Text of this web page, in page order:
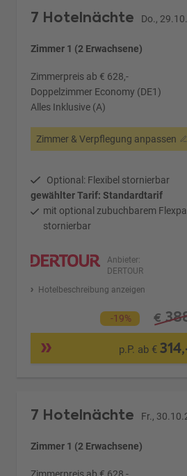
7 Hotelnächte Do.,
Zimmer 1 (2 Erwachsene)
Zimmerpreis ab € 628,-
Doppelzimmer Economy (DE1)
Alles Inklusive (A)
Zimmer & Verpflegung anpassen
Optional: Flexibel stornierbar
gewählter Tarif: Standardtarif
mit optional zubuchbarem
stornierbar
Anbieter:
DERTOUR
Hotelbeschreibung anzeigen
-19% €
p.P. ab €
7 Hotelnächte Fr.,
Zimmer 1 (2 Erwachsene)